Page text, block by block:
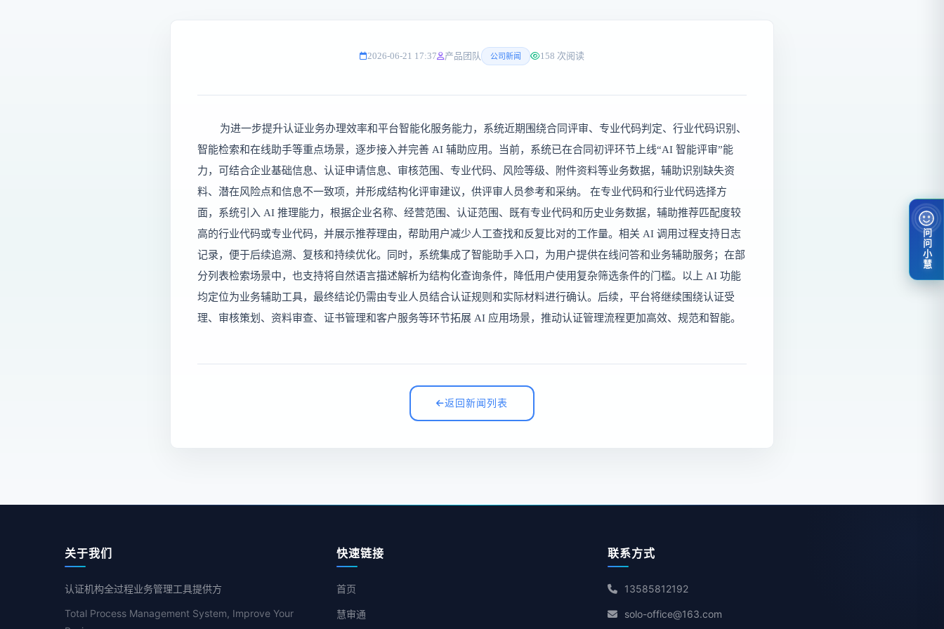
问问小慧
2026-06-21 17:37 产品团队 公司新闻 158 次阅读
为进一步提升认证业务办理效率和平台智能化服务能力，系统近期围绕合同评审、专业代码判定、行业代码识别、
智能检索和在线助手等重点场景，逐步接入并完善 AI 辅助应用。当前，系统已在合同初评环节上线“AI 智能评审”能
力，可结合企业基础信息、认证申请信息、审核范围、专业代码、风险等级、附件资料等业务数据，辅助识别缺失资
料、潜在风险点和信息不一致项，并形成结构化评审建议，供评审人员参考和采纳。 在专业代码和行业代码选择方
面，系统引入 AI 推理能力，根据企业名称、经营范围、认证范围、既有专业代码和历史业务数据，辅助推荐匹配度较
高的行业代码或专业代码，并展示推荐理由，帮助用户减少人工查找和反复比对的工作量。相关 AI 调用过程支持日志
记录，便于后续追溯、复核和持续优化。同时，系统集成了智能助手入口，为用户提供在线问答和业务辅助服务；在部
分列表检索场景中，也支持将自然语言描述解析为结构化查询条件，降低用户使用复杂筛选条件的门槛。以上 AI 功能
均定位为业务辅助工具，最终结论仍需由专业人员结合认证规则和实际材料进行确认。后续，平台将继续围绕认证受
理、审核策划、资料审查、证书管理和客户服务等环节拓展 AI 应用场景，推动认证管理流程更加高效、规范和智能。
返回新闻列表
关于我们
认证机构全过程业务管理工具提供方
Total Process Management System, Improve Your
快速链接
首页
慧审通
联系方式
13585812192
solo-office@163.com